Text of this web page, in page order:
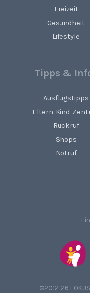
Freizeit
Gesundheit
Lifestyle
Tipps &
Ausflugstipps
Eltern-Kind-
Rückruf
Shops
Notruf
©2012-26